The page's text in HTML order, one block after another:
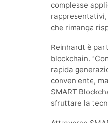
complesse
che rimanga
Reinhardt è
blockchain.
rapida
conveniente,
SMART
sfruttare la